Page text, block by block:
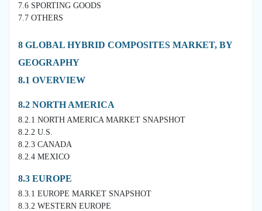
7.6 SPORTING GOODS
7.7 OTHERS
8 GLOBAL HYBRID COMPOSITES MARKET, BY
GEOGRAPHY
8.1 OVERVIEW
8.2 NORTH AMERICA
8.2.1 NORTH AMERICA MARKET SNAPSHOT
8.2.2 U.S.
8.2.3 CANADA
8.2.4 MEXICO
8.3 EUROPE
8.3.1 EUROPE MARKET SNAPSHOT
8.3.2 WESTERN EUROPE